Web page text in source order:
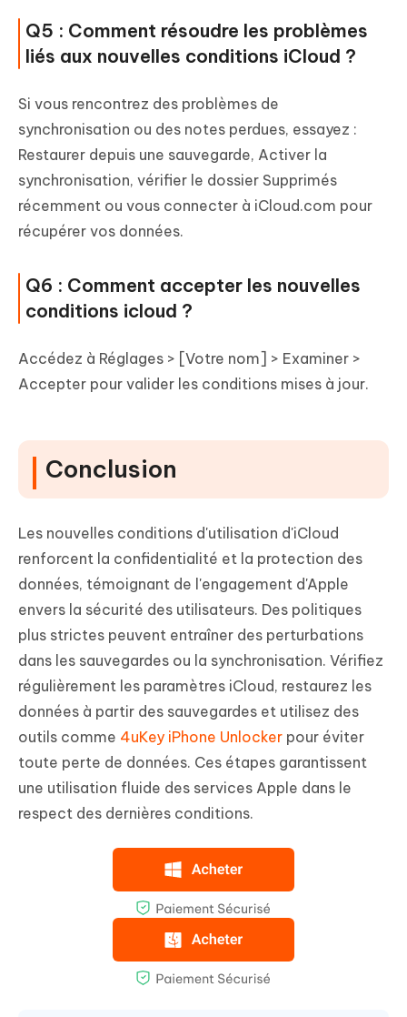
Q5 : Comment résoudre les problèmes
liés aux nouvelles conditions iCloud ?
Si vous rencontrez des problèmes de
synchronisation ou des notes perdues, essayez :
Restaurer depuis une sauvegarde, Activer la
synchronisation, vérifier le dossier Supprimés
récemment ou vous connecter à iCloud.com pour
récupérer vos données.
Q6 : Comment accepter les nouvelles
conditions icloud ?
Accédez à Réglages > [Votre nom] > Examiner >
Accepter pour valider les conditions mises à jour.
Conclusion
Les nouvelles conditions d'utilisation d'iCloud
renforcent la confidentialité et la protection des
données, témoignant de l'engagement d'Apple
envers la sécurité des utilisateurs. Des politiques
plus strictes peuvent entraîner des perturbations
dans les sauvegardes ou la synchronisation. Vérifiez
régulièrement les paramètres iCloud, restaurez les
données à partir des sauvegardes et utilisez des
outils comme 4uKey iPhone Unlocker pour éviter
toute perte de données. Ces étapes garantissent
une utilisation fluide des services Apple dans le
respect des dernières conditions.